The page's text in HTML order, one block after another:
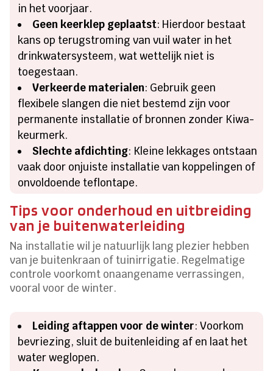
in het voorjaar.
Geen keerklep geplaatst: Hierdoor bestaat
kans op terugstroming van vuil water in het
drinkwatersysteem, wat wettelijk niet is
toegestaan.
Verkeerde materialen: Gebruik geen
flexibele slangen die niet bestemd zijn voor
permanente installatie of bronnen zonder Kiwa-
keurmerk.
Slechte afdichting: Kleine lekkages ontstaan
vaak door onjuiste installatie van koppelingen of
onvoldoende teflontape.
Tips voor onderhoud en uitbreiding
van je buitenwaterleiding
Na installatie wil je natuurlijk lang plezier hebben
van je buitenkraan of tuinirrigatie. Regelmatige
controle voorkomt onaangename verrassingen,
vooral voor de winter.
Leiding aftappen voor de winter: Voorkom
bevriezing, sluit de buitenleiding af en laat het
water weglopen.